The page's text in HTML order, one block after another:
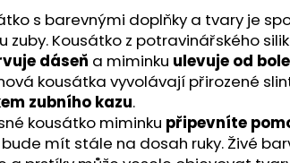
s barevnými doplňky a tvary je
zuby. Kousátko z potravinářského
dáseň a miminku ulevuje od
kousátka vyvolávají přirozené
zubního kazu.
kousátko miminku připevníte
mít stále na dosah ruky. Živé